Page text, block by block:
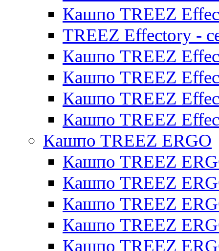
Кашпо TREEZ
TREEZ Effectory -
Кашпо TREEZ
Кашпо TREEZ
Кашпо TREEZ
Кашпо TREEZ
Кашпо TREEZ ERGO
Кашпо TREEZ
Кашпо TREEZ
Кашпо TREEZ
Кашпо TREEZ
Кашпо TREEZ